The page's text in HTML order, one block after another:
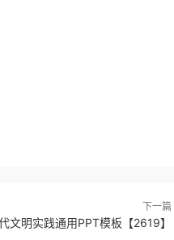
下一篇
文明实践通用PPT模板【2619】